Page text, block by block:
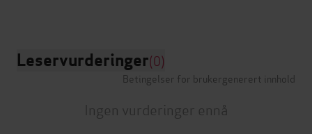
Leservurderinger(0)
Betingelser for brukergenerert innhold
Ingen vurderinger ennå